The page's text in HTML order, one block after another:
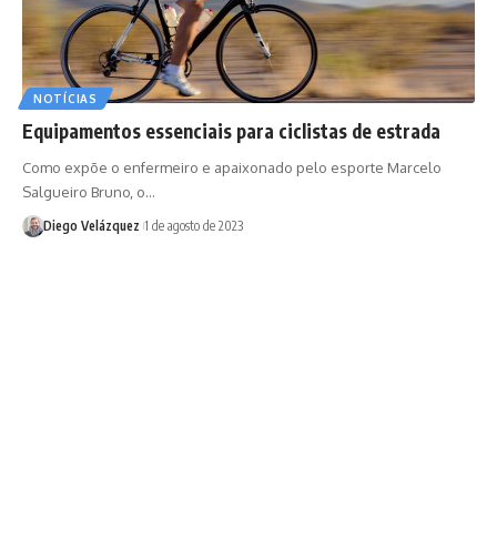
NOTÍCIAS
Equipamentos essenciais para ciclistas de estrada
Como expõe o enfermeiro e apaixonado pelo esporte Marcelo
Salgueiro Bruno, o…
Diego Velázquez 1 de agosto de 2023